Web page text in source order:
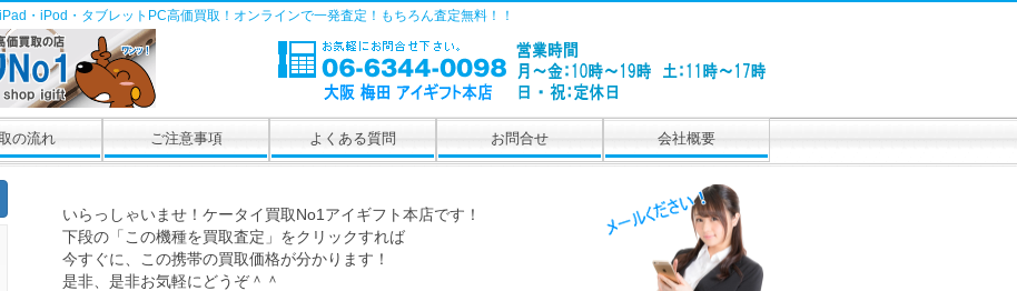
・iPod・タブレットPC高価買取！オンラインで一発査定！もちろん査定無料！！
の流れ ご注意事項 よくある質問 お問合せ 会社概要
いらっしゃいませ！ケータイ買取No1アイギフト本店です！
下段の「この機種を買取査定」をクリックすれば
今すぐに、この携帯の買取価格が分かります！
是非、是非お気軽にどうぞ＾＾